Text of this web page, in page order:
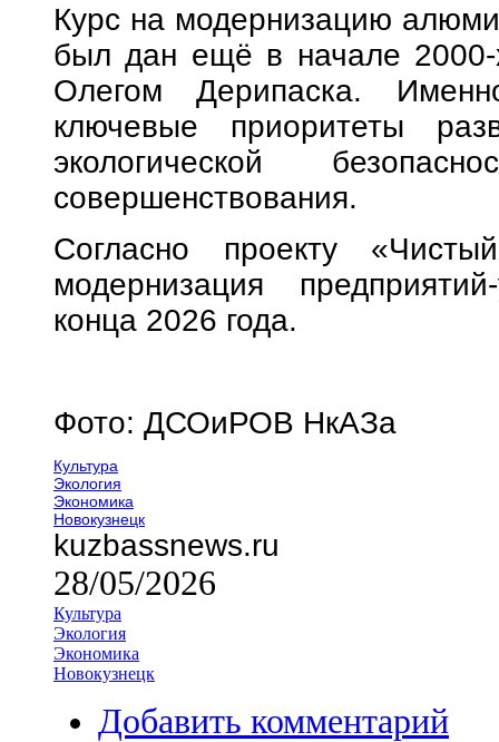
Курс на модернизацию
был дан ещё в начале
Олегом Дерипаска.
ключевые приоритеты
экологической
совершенствования.
Согласно проекту
модернизация
конца 2026 года.
Фото: ДСОиРОВ НкАЗа
Культура
Экология
Экономика
Новокузнецк
kuzbassnews.ru
28/05/2026
Культура
Экология
Экономика
Новокузнецк
Добавить комментарий